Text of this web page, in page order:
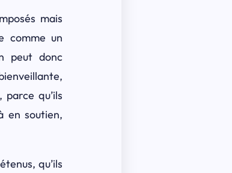
mais
comme un
peut donc
qu’ils
en soutien,
qu’ils